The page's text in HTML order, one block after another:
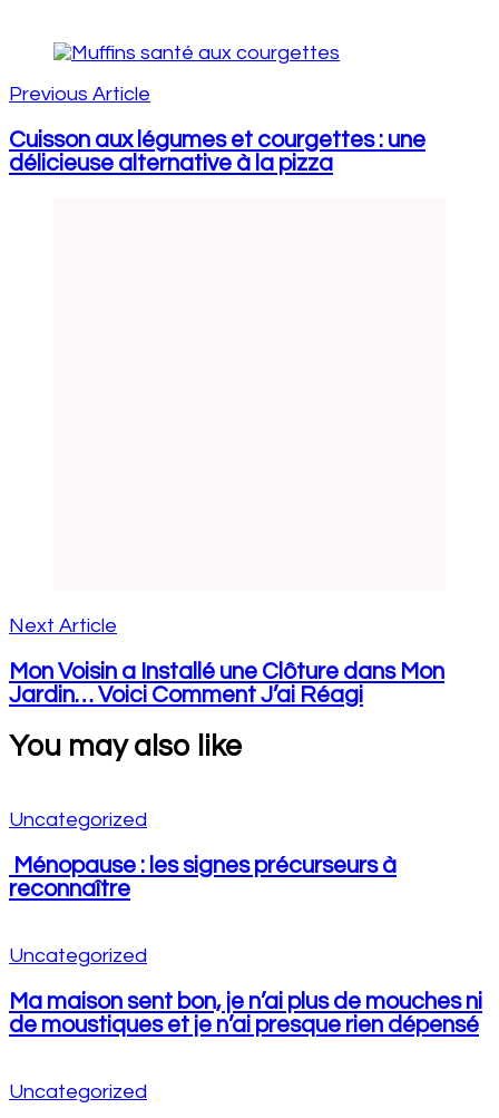
Post
Navigation
Previous Article
Cuisson aux légumes et courgettes : une
délicieuse alternative à la pizza
Next Article
Mon Voisin a Installé une Clôture dans Mon
Jardin… Voici Comment J’ai Réagi
You may also like
Uncategorized
Ménopause : les signes précurseurs à
reconnaître
Uncategorized
Ma maison sent bon, je n’ai plus de mouches ni
de moustiques et je n’ai presque rien dépensé
Uncategorized